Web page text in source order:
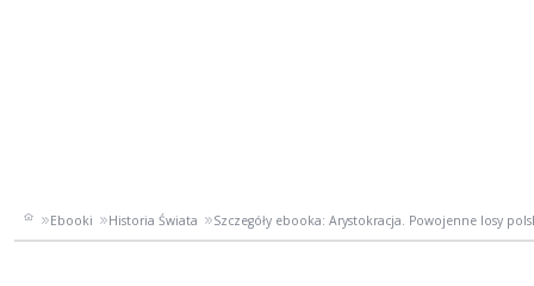
Ebooki Historia Świata Szczegóły ebooka: Arystokracja. Powojenne losy